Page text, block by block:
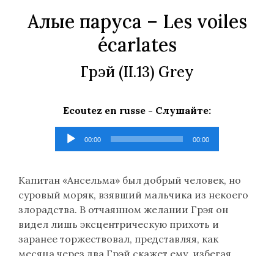
Алые паруса – Les voiles
écarlates
Грэй (II.13) Grey
Ecoutez en russe - Слушайте:
Lecteur
audio
00:00 00:00
Капитан «Ансельма» был добрый человек, но
суровый моряк, взявший мальчика из некоего
злорадства. В отчаянном желании Грэя он
видел лишь эксцентрическую прихоть и
заранее торжествовал, представляя, как